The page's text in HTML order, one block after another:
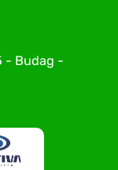
- Budag -